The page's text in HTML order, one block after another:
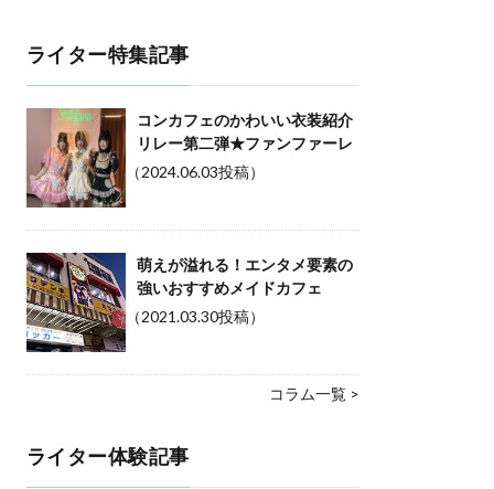
ライター特集記事
コンカフェのかわいい衣装紹介
リレー第二弾★ファンファーレ
（2024.06.03投稿）
萌えが溢れる！エンタメ要素の
強いおすすめメイドカフェ
（2021.03.30投稿）
コラム一覧 >
ライター体験記事